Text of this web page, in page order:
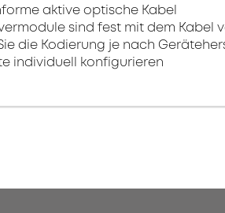
aktive optische Kabel
sind fest mit dem Kabel
die Kodierung je nach
individuell konfigurieren